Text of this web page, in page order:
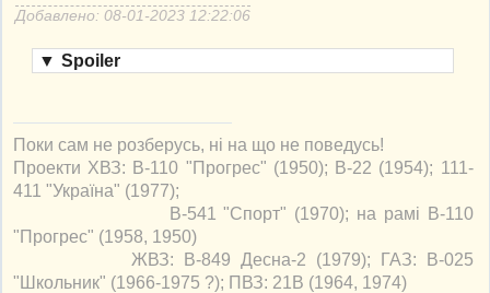
Добавлено: 08-01-2023 12:22:06
▼ Spoiler
Поки сам не розберусь, ні на що не поведусь!
Проекти ХВЗ: В-110 "Прогрес" (1950); В-22 (1954); 111-
411 "Україна" (1977);
В-541 "Спорт" (1970); на рамі В-110
"Прогрес" (1958, 1950)
ЖВЗ: В-849 Десна-2 (1979); ГАЗ: В-025
"Школьник" (1966-1975 ?); ПВЗ: 21В (1964, 1974)